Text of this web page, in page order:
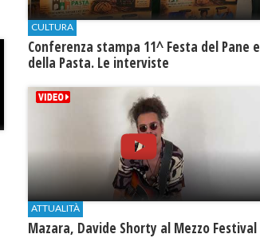
CULTURA
Conferenza stampa 11^ Festa del Pane e
della Pasta. Le interviste
ATTUALITÀ
Mazara, Davide Shorty al Mezzo Festival